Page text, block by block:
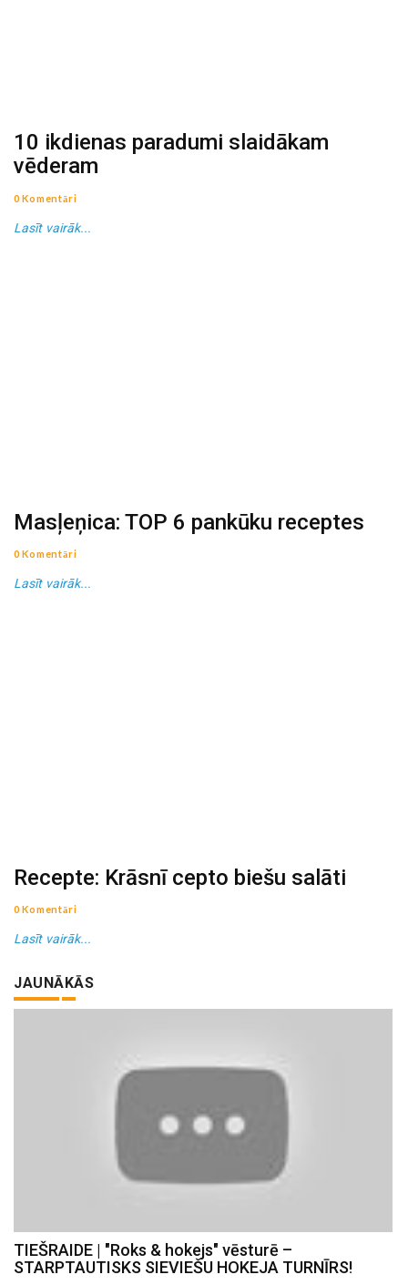
10 ikdienas paradumi slaidākam
vēderam
0 Komentāri
Lasīt vairāk...
Masļeņica: TOP 6 pankūku receptes
0 Komentāri
Lasīt vairāk...
Recepte: Krāsnī cepto biešu salāti
0 Komentāri
Lasīt vairāk...
JAUNĀKĀS
TIEŠRAIDE | "Roks & hokejs" vēsturē –
STARPTAUTISKS SIEVIEŠU HOKEJA TURNĪRS!